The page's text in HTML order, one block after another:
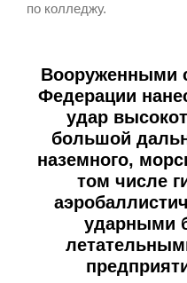
по колледжу.
Вооруженными
Федерации
удар
большой
наземного,
том числе
ударными